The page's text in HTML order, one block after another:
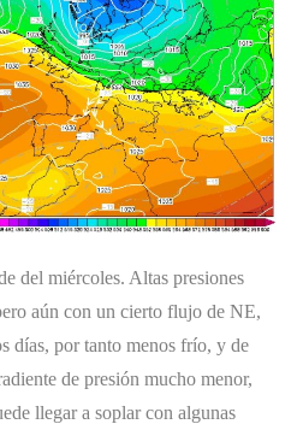
del miércoles. Altas presiones
aún con un cierto flujo de NE,
días, por tanto menos frío, y de
de presión mucho menor,
llegar a soplar con algunas